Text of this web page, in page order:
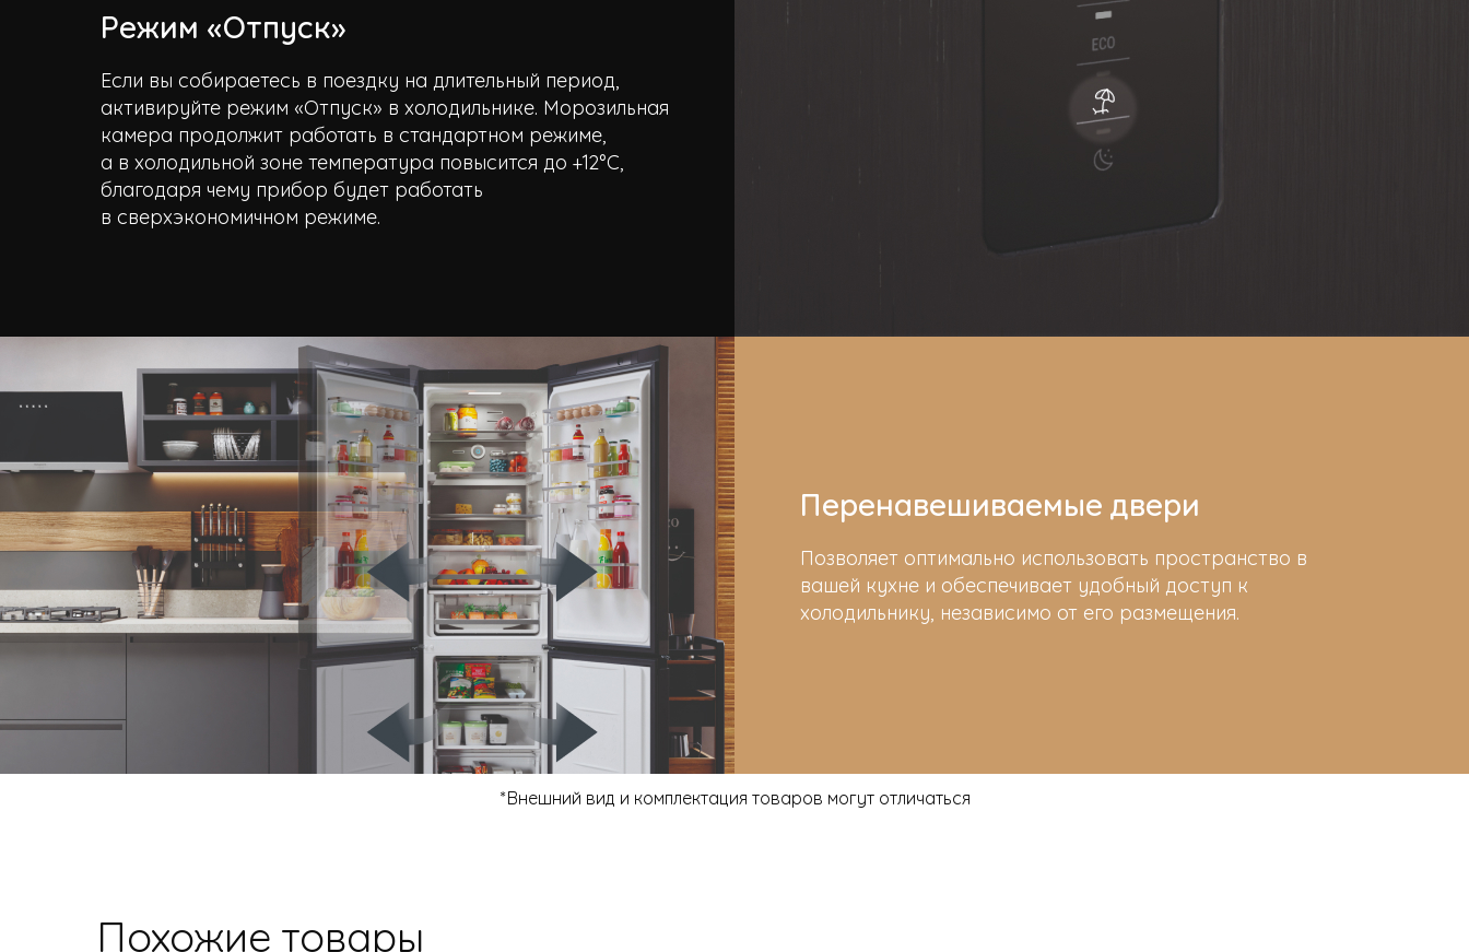
Режим «Отпуск»
Если вы собираетесь в поездку на длительный период,
активируйте режим «Отпуск» в холодильнике. Морозильная
камера продолжит работать в стандартном режиме,
а в холодильной зоне температура повысится до +12°С,
благодаря чему прибор будет работать
в сверхэкономичном режиме.
Перенавешиваемые двери
Позволяет оптимально использовать пространство в
вашей кухне и обеспечивает удобный доступ к
холодильнику, независимо от его размещения.
*Внешний вид и комплектация товаров могут отличаться
Похожие товары